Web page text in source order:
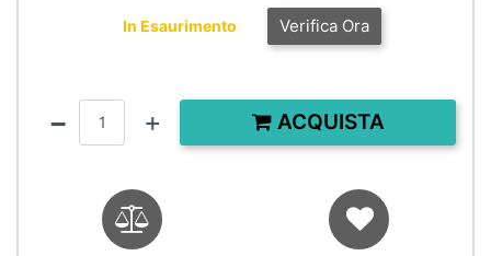
Verifica Ora
In Esaurimento
QuantitàACQUISTA